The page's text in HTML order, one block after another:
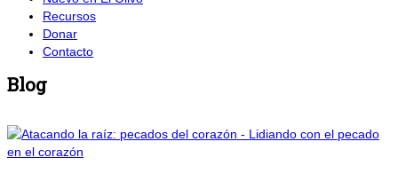
Recursos
Donar
Contacto
Blog